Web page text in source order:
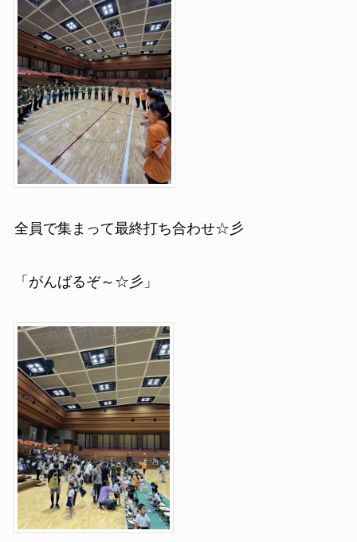
全員で集まって最終打ち合わせ☆彡
「がんばるぞ～☆彡」